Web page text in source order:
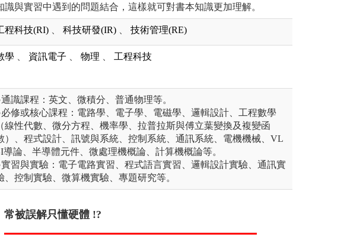
識與實習中遇到的問題結合，這樣就可對書本知識更加理解。
程科技(RI) 科技研發(IR) 技術管理(RE)
學 資訊電子 物理 工程科技
識課程：英文、微積分、普通物理等。
修或核心課程：電路學、電子學、電磁學、邏輯設計、工程數學
（線性代數、微分方程、機率學、拉普拉斯與傅立葉變換及複變函
）、程式設計、訊號與系統、控制系統、通訊系統、電機機械、VL
導論、半導體元件、微處理機概論、計算機概論等。
習與實驗：電子電路實習、程式語言實習、邏輯設計實驗、通訊實
、控制實驗、微算機實驗、專題研究等。
事水利領域 !?
常被誤解只懂硬體 !?